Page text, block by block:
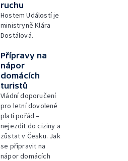
ruchu
Hostem Událostí je
ministryně Klára
Dostálová.
Přípravy na
nápor
domácích
turistů
Vládní doporučení
pro letní dovolené
platí pořád –
nejezdit do ciziny a
zůstat v Česku. Jak
se připravit na
nápor domácích